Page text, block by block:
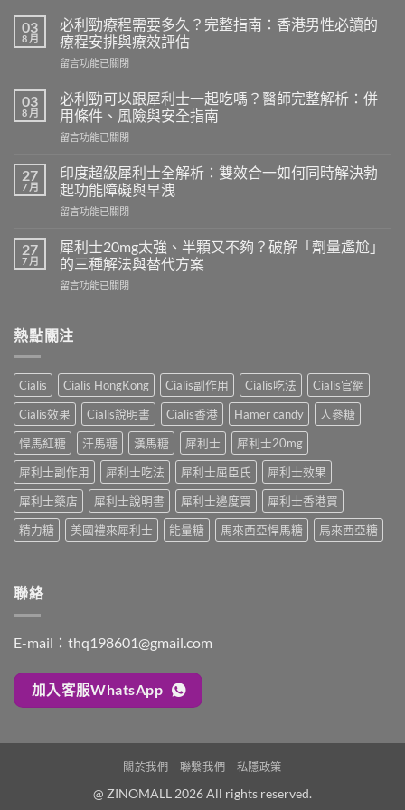
03
8 月
必利勁療程需要多久？完整指南：香港男性必讀的
療程安排與療效評估
在
利
勁
療
程
要
多
久？
完
指
南：
港
必
療
程
安
排
與
療
效
評
估〉
中
留言功能已關閉
03
8 月
必利勁可以跟犀利士一起吃嗎？醫師完整解析：併
用條件、風險與安全指南
在
利
勁
可
以
犀
利
士
一
嗎？
完
整
解
析：
併
用
條
件、
風
險
留言功能已關閉
27
7 月
印度超級犀利士全解析：雙效合一如何同時解決勃
起功能障礙與早洩
在
度
超
級
犀
全
雙
效
合
一
如
何
同
時
解
決
早
中
留言功能已關閉
27
7 月
犀利士20mg太強、半顆又不夠？破解「劑量尷尬」
的三種解法與替代方案
在
士
20mg
強、
半
顆
又
不
夠？
破
解
「劑
量
尬」
與
方
案〉
留言功能已關閉
熱點關注
Cialis Cialis HongKong Cialis副作用 Cialis吃法
Cialis官網
Cialis效果
Cialis說明書 Cialis香港 Hamer candy
人參糖
悍馬紅糖
汗馬糖 漢馬糖 犀利士
犀利士20mg
犀利士副作用
犀利士吃法 犀利士屈臣氏
犀利士效果
犀利士藥店
犀利士說明書 犀利士邊度買
犀利士香港買
精力糖
美國禮來犀利士 能量糖 馬來西亞悍馬糖 馬來西亞糖
聯絡
E-mail： thq198601@gmail.com
加入客服WhatsApp
關於我們 聯繫我們 私隱政策
@ ZINOMALL 2026 All rights reserved.